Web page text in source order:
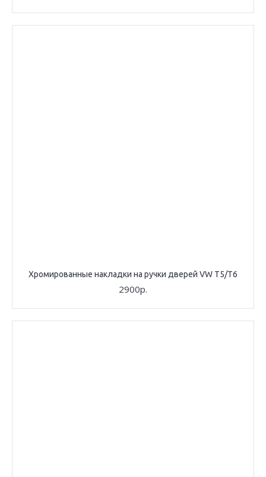
Хромированные накладки на ручки дверей VW T5/T6
2900р.